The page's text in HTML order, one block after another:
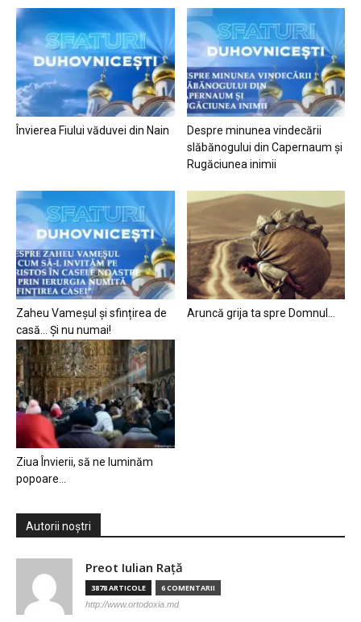
Învierea Fiului văduvei din Nain
Despre minunea vindecării
slăbănogului din Capernaum și
Rugăciunea inimii
Zaheu Vameșul și sfințirea de
casă… Și nu numai!
Aruncă grija ta spre Domnul…
Ziua Învierii, să ne luminăm
popoare…
Autorii noștri
Preot Iulian Raţă
3878 ARTICOLE 6 COMENTARII
http://www.ortodoxia.md